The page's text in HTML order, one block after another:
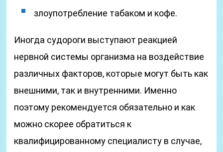
злоупотребление табаком и кофе.
Иногда судороги выступают реакцией
нервной системы организма на воздействие
различных факторов, которые могут быть как
внешними, так и внутренними. Именно
поэтому рекомендуется обязательно и как
можно скорее обратиться к
квалифицированному специалисту в случае,